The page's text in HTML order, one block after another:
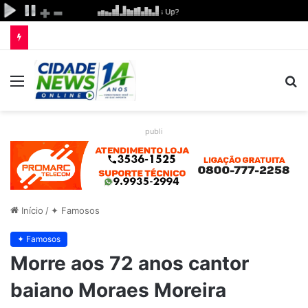
Menu
publi
Início / ✦ Famosos
✦ Famosos
Morre aos 72 anos cantor
baiano Moraes Moreira